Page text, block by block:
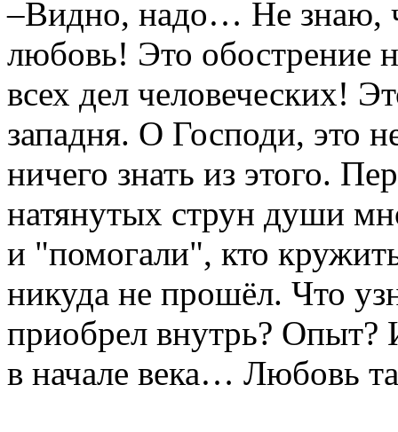
–Видно, надо… Не знаю,
любовь! Это обострение
всех дел человеческих!
западня. О Господи, это
ничего знать из этого.
натянутых струн души
и "помогали", кто
никуда не прошёл. Что
приобрел внутрь? Опыт?
в начале века… Любовь